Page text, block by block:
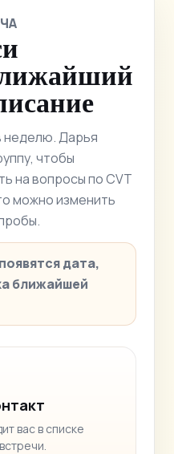
неделю. Дарья
чтобы
на вопросы по CVT
можно изменить
дата,
ближайшей
вас в списке